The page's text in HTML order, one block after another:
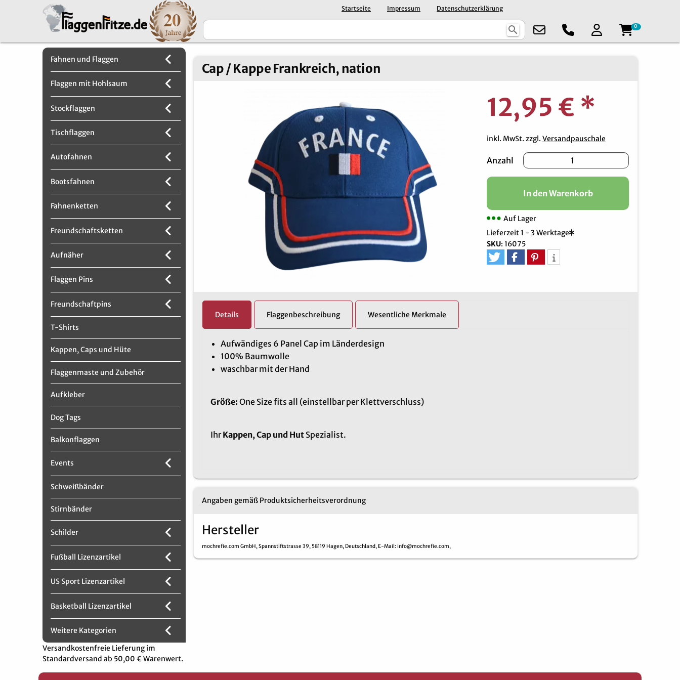
Startseite Impressum Datenschutzerklärung
search 0
Fahnen und Flaggen
Flaggen mit Hohlsaum
Stockflaggen
Tischflaggen
Autofahnen
Bootsfahnen
Fahnenketten
Freundschaftsketten
Aufnäher
Flaggen Pins
Freundschaftpins
T-Shirts
Kappen, Caps und Hüte
Flaggenmaste und Zubehör
Aufkleber
Dog Tags
Balkonflaggen
Events
Schweißbänder
Stirnbänder
Schilder
Fußball Lizenzartikel
US Sport Lizenzartikel
Basketball Lizenzartikel
Weitere Kategorien
Versandkostenfreie Lieferung im
Standardversand ab 50,00 € Warenwert.
Cap / Kappe Frankreich, nation
12,95 € *
inkl. MwSt. zzgl. Versandpauschale
Anzahl
In den Warenkorb
Auf Lager
Lieferzeit 1 - 3 Werktage
SKU: 16075
Details Flaggenbeschreibung Wesentliche Merkmale
Aufwändiges 6 Panel Cap im Länderdesign
100% Baumwolle
waschbar mit der Hand
Größe: One Size fits all (einstellbar per Klettverschluss)
IhrKappen, Cap und HutSpezialist.
Angaben gemäß Produktsicherheitsverordnung
Hersteller
mochrefie.com GmbH,Spannstiftstrasse 39, 58119 Hagen,Deutschland,E-Mail: info@mochrefie.com,